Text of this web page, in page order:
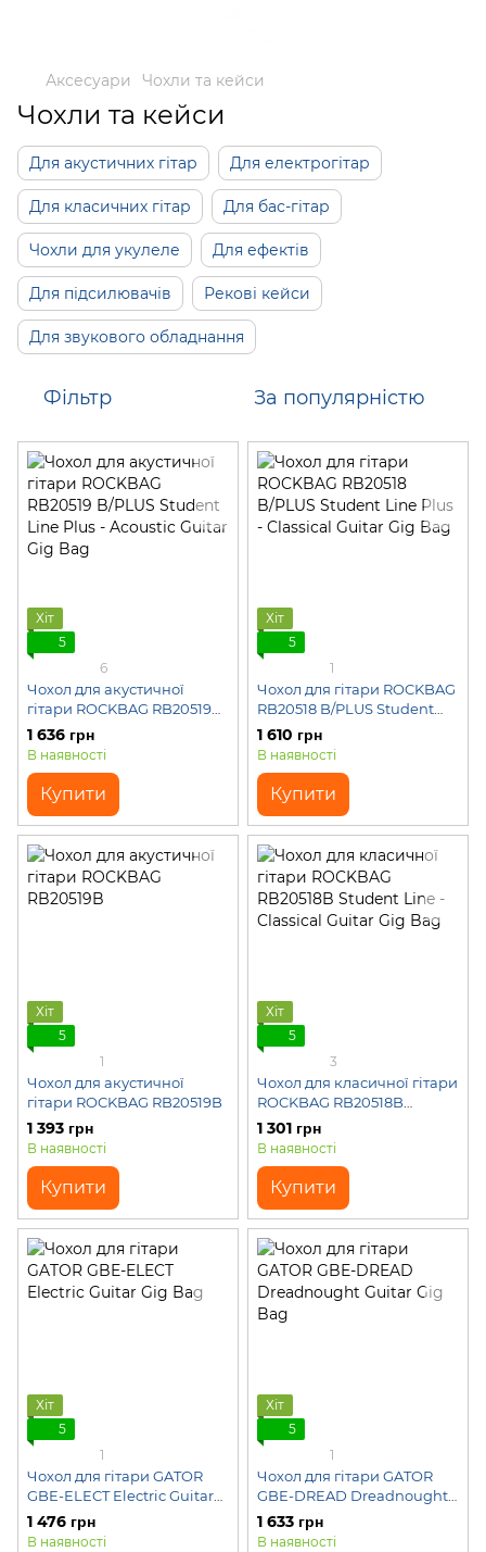
Аксесуари Чохли та кейси
Чохли та кейси
Для акустичних гітар Для електрогітар
Для класичних гітар Для бас-гітар
Чохли для укулеле Для ефектів
Для підсилювачів Рекові кейси
Для звукового обладнання
Фільтр За популярністю
Хіт
5
6
Чохол для акустичної
гітари ROCKBAG RB20519
B/PLUS Student Line Plus -
Acoustic Guitar Gig Bag
1 636 грн
В наявності
Купити
Хіт
5
1
Чохол для гітари ROCKBAG
RB20518 B/PLUS Student
Line Plus - Classical Guitar
Gig Bag
1 610 грн
В наявності
Купити
Хіт
5
1
Чохол для акустичної
гітари ROCKBAG RB20519B
1 393 грн
В наявності
Купити
Хіт
5
3
Чохол для класичної гітари
ROCKBAG RB20518B
Student Line - Classical
Guitar Gig Bag
1 301 грн
В наявності
Купити
Хіт
5
1
Чохол для гітари GATOR
GBE-ELECT Electric Guitar
Gig Bag
1 476 грн
В наявності
Хіт
5
1
Чохол для гітари GATOR
GBE-DREAD Dreadnought
Guitar Gig Bag
1 633 грн
В наявності